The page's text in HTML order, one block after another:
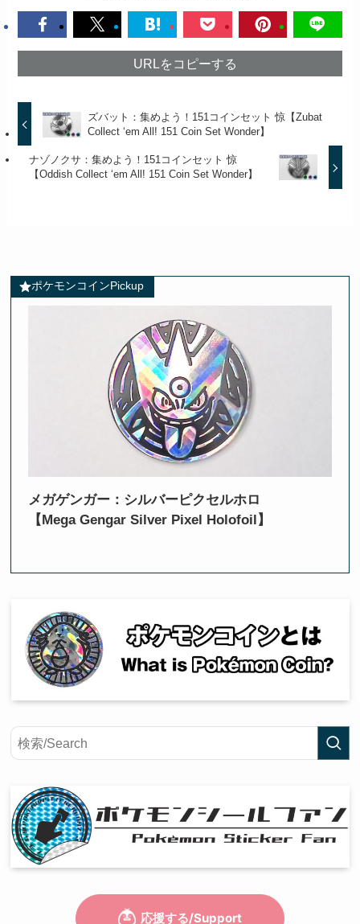
URLをコピーする
ズバット：集めよう！151コインセット 惊【Zubat
Collect ‘em All! 151 Coin Set Wonder】
ナゾノクサ：集めよう！151コインセット 惊
【Oddish Collect ‘em All! 151 Coin Set Wonder】
ポケモンコインPickup
メガゲンガー：シルバーピクセルホロ
【Mega Gengar Silver Pixel Holofoil】